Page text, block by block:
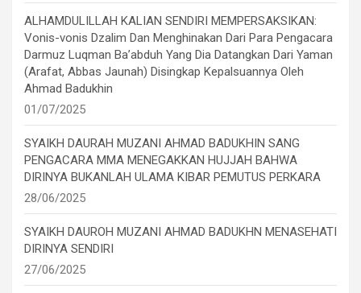
ALHAMDULILLAH KALIAN SENDIRI MEMPERSAKSIKAN:
Vonis-vonis Dzalim Dan Menghinakan Dari Para Pengacara
Darmuz Luqman Ba’abduh Yang Dia Datangkan Dari Yaman
(Arafat, Abbas Jaunah) Disingkap Kepalsuannya Oleh
Ahmad Badukhin
01/07/2025
SYAIKH DAURAH MUZANI AHMAD BADUKHIN SANG
PENGACARA MMA MENEGAKKAN HUJJAH BAHWA
DIRINYA BUKANLAH ULAMA KIBAR PEMUTUS PERKARA
28/06/2025
SYAIKH DAUROH MUZANI AHMAD BADUKHN MENASEHATI
DIRINYA SENDIRI
27/06/2025